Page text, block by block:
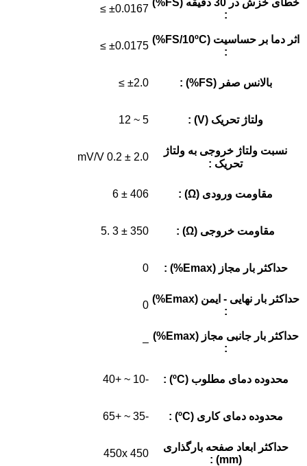
:
±0.0167 ≥
اثر دما بر حساسیت (FS/10ºC%)
:
±0.0175 ≥
بالانس صفر (FS%) : ±2.0 ≥
ولتاژ تحریک (V) : 5 ~ 12
نسبت ولتاژ خروجی به ولتاژ
تحریک :
2.0 ± 0.2 mV/V
مقاومت ورودی (Ω) : 406 ± 6
مقاومت خروجی (Ω) : 350 ± 3 .5
حداکثر بار مجاز (Emax%) : 0
حداکثر بار نهایی - ایمن (Emax%)
:
0
حداکثر بار جانبی مجاز (Emax%)
:
–
محدوده دمای مطلوب (ºC) : -10 ~ +40
محدوده دمای کاری (ºC) : -35 ~ +65
حداکثر ابعاد صفحه بارگذاری
(mm) :
450x 450